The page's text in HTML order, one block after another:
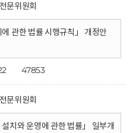
문위원회
관한 법률 시행규칙」 개정안
47853
문위원회
치와 운영에 관한 법률」 일부개